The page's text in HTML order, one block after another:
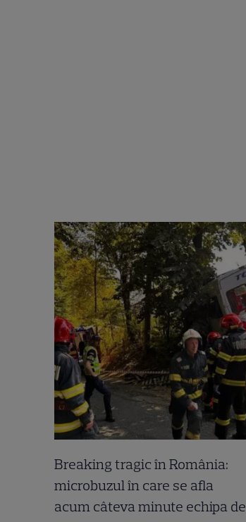
Breaking tragic în România:
microbuzul în care se afla
acum câteva minute echipa de